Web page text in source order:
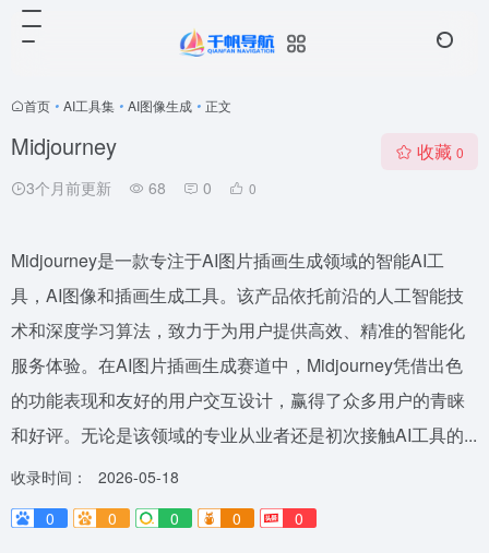
首页 • AI工具集 • AI图像生成 • 正文
Midjourney
3个月前更新 68 0 0
收藏 0
Midjourney是一款专注于AI图片插画生成领域的智能AI工
具，AI图像和插画生成工具。该产品依托前沿的人工智能技
术和深度学习算法，致力于为用户提供高效、精准的智能化
服务体验。在AI图片插画生成赛道中，Midjourney凭借出色
的功能表现和友好的用户交互设计，赢得了众多用户的青睐
和好评。无论是该领域的专业从业者还是初次接触AI工具的...
收录时间：
2026-05-18
0
0 0 0 0